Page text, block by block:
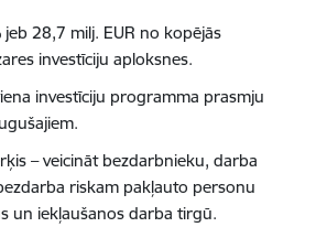
jeb 28,7 milj. EUR no kopējās
investīciju aploksnes.
investīciju programma prasmju
– veicināt bezdarbnieku, darba
riskam pakļauto personu
un iekļaušanos darba tirgū.